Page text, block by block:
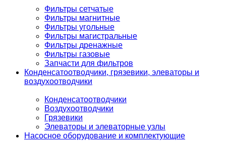
Фильтры сетчатые
Фильтры магнитные
Фильтры угольные
Фильтры магистральные
Фильтры дренажные
Фильтры газовые
Запчасти для фильтров
Конденсатоотводчики, грязевики, элеваторы и
воздухоотводчики
Конденсатоотводчики
Воздухоотводчики
Грязевики
Элеваторы и элеваторные узлы
Насосное оборудование и комплектующие